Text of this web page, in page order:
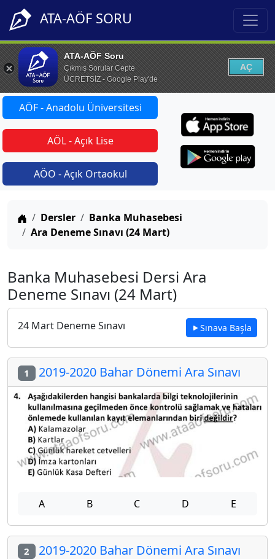
ATA-AÖF SORU
ATA-AÖF Soru
Çıkmış Sorular Cepte
ÜCRETSİZ - Google Play'de
AÇ
AÖF - Anadolu Üniversitesi
AÖL - Açık Lise
AÖO - Açık Ortaokul
Anasayfa
Dersler
Banka Muhasebesi
Ara Deneme Sınavı (24 Mart)
Banka Muhasebesi Dersi Ara
Deneme Sınavı (24 Mart)
24 Mart Deneme Sınavı Sınava Başla
1 2019-2020 Bahar Dönemi Ara Sınavı
A B C D E
2 2019-2020 Bahar Dönemi Ara Sınavı